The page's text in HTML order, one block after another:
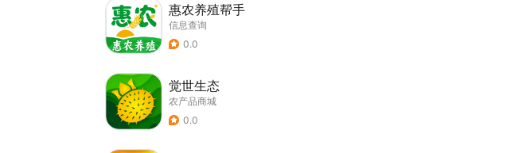
惠农养殖帮手
信息查询
0.0
觉世生态
农产品商城
0.0